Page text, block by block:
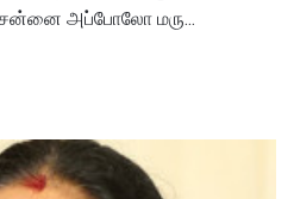
அப்போலோ மரு...